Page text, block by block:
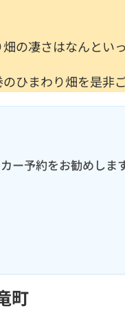
の凄さはなんとい
ひまわり畑を是非
ー予約をお勧めしま
町